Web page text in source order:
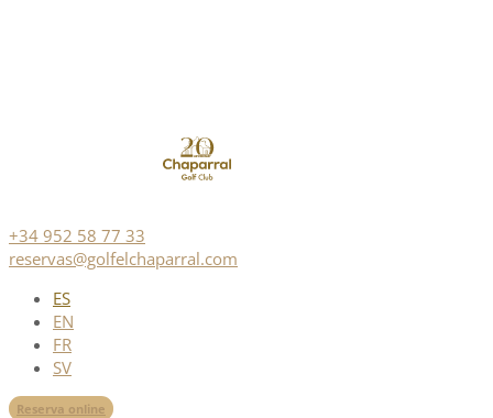
+34 952 58 77 33
reservas@golfelchaparral.com
ES
EN
FR
SV
Reserva online